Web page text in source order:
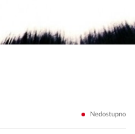
Nedostupno